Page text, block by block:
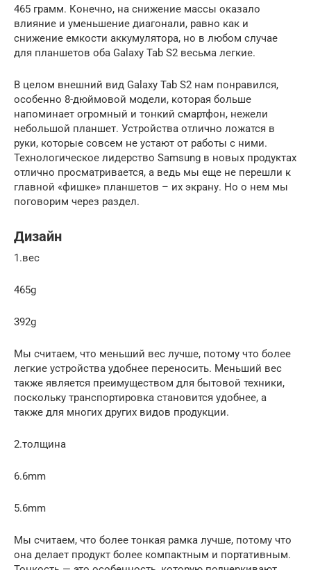
465 грамм. Конечно, на снижение массы оказало
влияние и уменьшение диагонали, равно как и
снижение емкости аккумулятора, но в любом случае
для планшетов оба Galaxy Tab S2 весьма легкие.
В целом внешний вид Galaxy Tab S2 нам понравился,
особенно 8-дюймовой модели, которая больше
напоминает огромный и тонкий смартфон, нежели
небольшой планшет. Устройства отлично ложатся в
руки, которые совсем не устают от работы с ними.
Технологическое лидерство Samsung в новых продуктах
отлично просматривается, а ведь мы еще не перешли к
главной «фишке» планшетов – их экрану. Но о нем мы
поговорим через раздел.
Дизайн
1.вес
465g
392g
Мы считаем, что меньший вес лучше, потому что более
легкие устройства удобнее переносить. Меньший вес
также является преимуществом для бытовой техники,
поскольку транспортировка становится удобнее, а
также для многих других видов продукции.
2.толщина
6.6mm
5.6mm
Мы считаем, что более тонкая рамка лучше, потому что
она делает продукт более компактным и портативным.